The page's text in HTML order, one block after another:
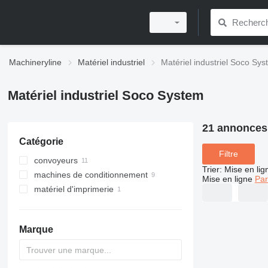
Machineryline Matériel industriel Matériel industriel Soco
Matériel industriel Soco System
Catégorie
convoyeurs
convoyeurs à rouleaux
convoyeurs à courroie
machines de conditionnement
fermeuses de cartons
operculeuses
autres machines de
conditionnement
matériel d'imprimerie
Marque
21
Filtre
Trier: Mise en
Mise en ligne